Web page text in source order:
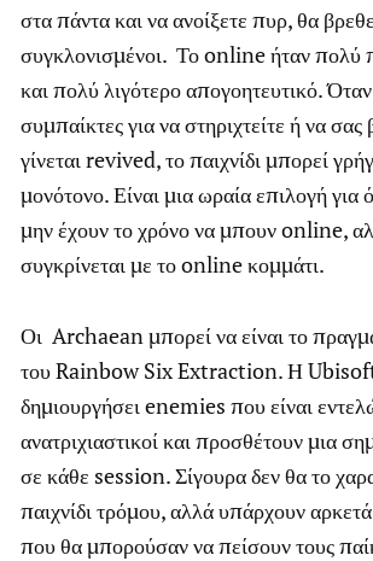
στα πάντα και να ανοίξετε πυρ, θα
συγκλονισμένοι. Το online ήταν πολύ
και πολύ λιγότερο απογοητευτικό. Όταν
συμπαίκτες για να στηριχτείτε ή να
γίνεται revived, το παιχνίδι μπορεί
μονότονο. Είναι μια ωραία επιλογή για
μην έχουν το χρόνο να μπουν online,
συγκρίνεται με το online κομμάτι.
Οι Archaean μπορεί να είναι το
του Rainbow Six Extraction. Η
δημιουργήσει enemies που είναι
ανατριχιαστικοί και προσθέτουν μια
σε κάθε session. Σίγουρα δεν θα το
παιχνίδι τρόμου, αλλά υπάρχουν
που θα μπορούσαν να πείσουν τους